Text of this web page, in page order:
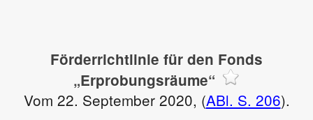
Förderrichtlinie für den Fonds
„Erprobungsräume“
Vom 22. September 2020, (ABl. S. 206).